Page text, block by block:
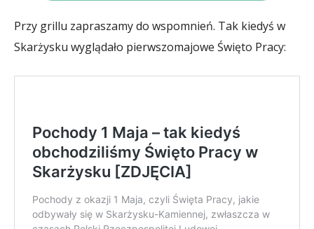
Przy grillu zapraszamy do wspomnień. Tak kiedyś w
Skarżysku wyglądało pierwszomajowe Święto Pracy: